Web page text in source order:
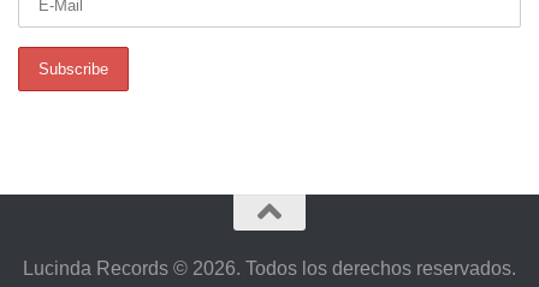
Lucinda Records © 2026. Todos los derechos reservados.